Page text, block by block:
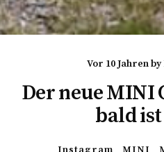
vor 10 Jahrenby
Der neue MINI
bald